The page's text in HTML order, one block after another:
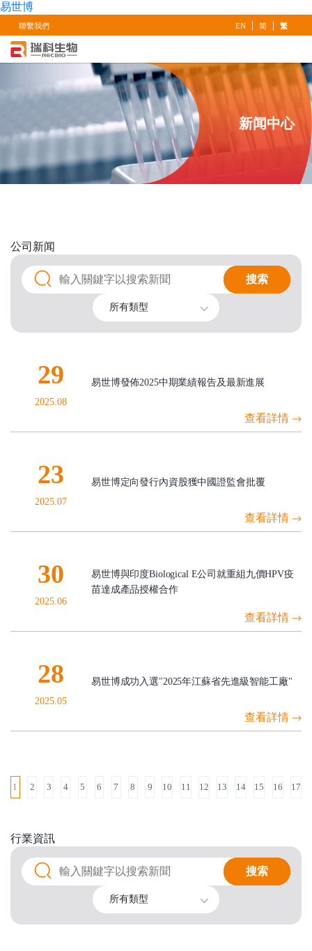
易世博
聯繫我們 EN | 简 | 繁
新闻中心
公司 新闻
搜索
搜索
所有類型
29
2025.08
易世博發佈2025中期業績報告及最新進展
查看詳情
23
2025.07
易世博定向發行內資股獲中國證監會批覆
查看詳情
30
2025.06
易世博與印度Biological E公司就重組九價HPV疫
苗達成產品授權合作
查看詳情
28
2025.05
易世博成功入選"2025年江蘇省先進級智能工廠"
查看詳情
1 2 3 4 5 6 7 8 9 10 11 12 13 14 15 16 17
行業資訊
搜索
搜索
所有類型